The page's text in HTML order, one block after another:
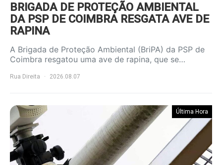
BRIGADA DE PROTEÇÃO AMBIENTAL
DA PSP DE COIMBRA RESGATA AVE DE
RAPINA
A Brigada de Proteção Ambiental (BriPA) da PSP de
Coimbra resgatou uma ave de rapina, que se…
Rua Direita 2026.08.07
Última Hora